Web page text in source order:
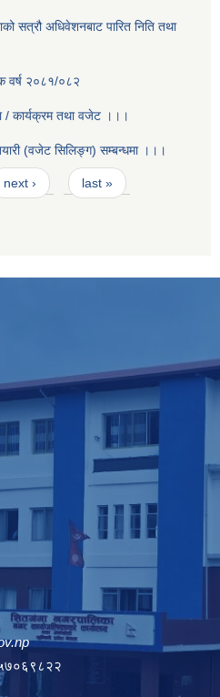
सत्रौ अधिवेशनबाट पारित निति तथा
वर्ष २०८१/०८२
/ कार्यक्रम तथा वजेट ।।।
(वजेट सिलिङ्ग) सम्बन्धमा ।।।
next › last »